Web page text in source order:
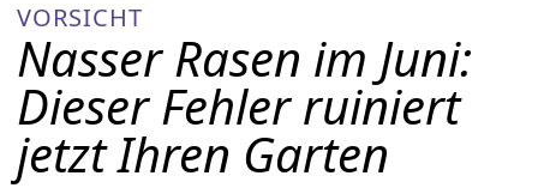
VORSICHT
Nasser Rasen im Juni:
Dieser Fehler ruiniert
jetzt Ihren Garten